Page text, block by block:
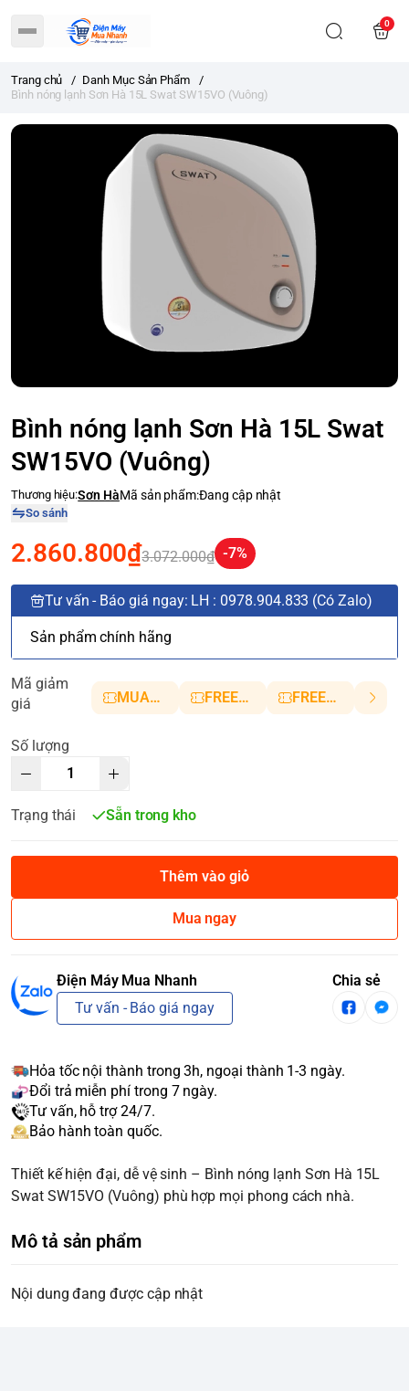
0
Trang chủ / Danh Mục Sản Phẩm
/
Bình nóng lạnh Sơn Hà 15L Swat SW15VO (Vuông)
Bình nóng lạnh Sơn Hà 15L Swat
SW15VO (Vuông)
Thương hiệu:Sơn HàMã sản phẩm:Đang cập nhật
So sánh
2.860.800₫3.072.000₫ -7%
Tư vấn - Báo giá ngay: LH : 0978.904.833 (Có Zalo)
Sản phẩm chính hãng
Mã giảm
giá
MUANHANH01 FREESHIP5 FREESHIP10
Số lượng
Trạng thái Sẵn trong kho
Thêm vào giỏ
Mua ngay
Điện Máy Mua Nhanh
Tư vấn - Báo giá ngay
Chia sẻ
Hỏa tốc nội thành trong 3h, ngoại thành 1-3 ngày.
Đổi trả miễn phí trong 7 ngày.
Tư vấn, hỗ trợ 24/7.
Bảo hành toàn quốc.
Thiết kế hiện đại, dễ vệ sinh – Bình nóng lạnh Sơn Hà 15L
Swat SW15VO (Vuông) phù hợp mọi phong cách nhà.
Mô tả sản phẩm
Nội dung đang được cập nhật